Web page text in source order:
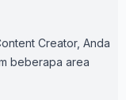
Creator, Anda
beberapa area